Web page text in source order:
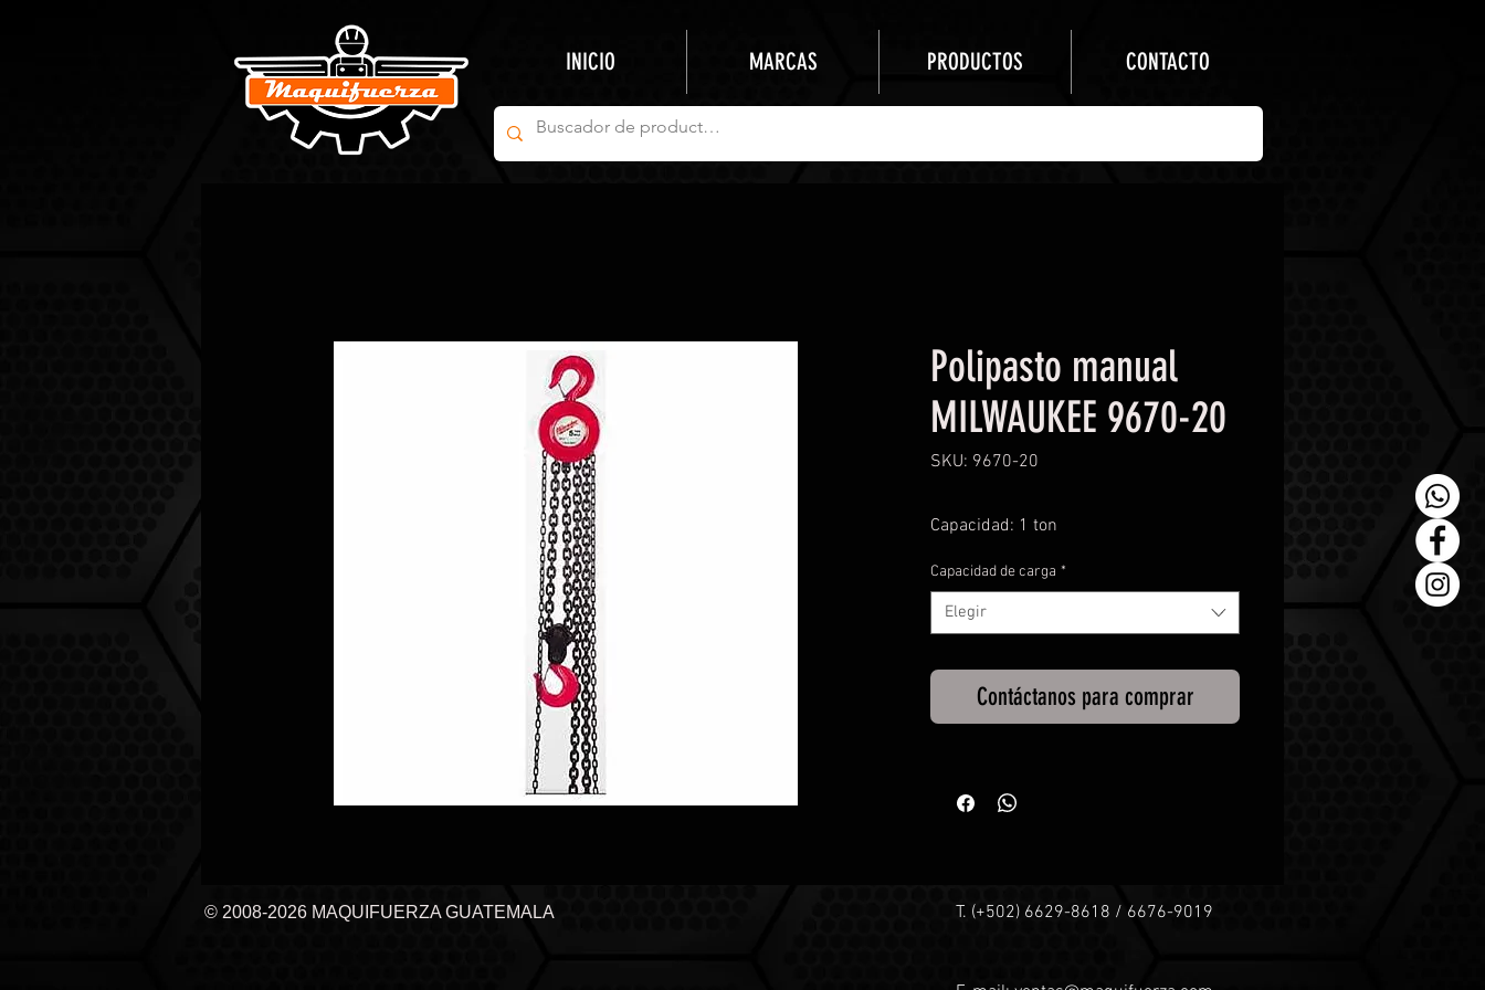
INICIO MARCAS PRODUCTOS CONTACTO
Polipasto manual
MILWAUKEE 9670-20
SKU: 9670-20
Capacidad: 1 ton
Capacidad de carga *
Elegir
Contáctanos para comprar
© 2008-2026 MAQUIFUERZA GUATEMALA T. (+502) 6629-8618 / 6676-9019